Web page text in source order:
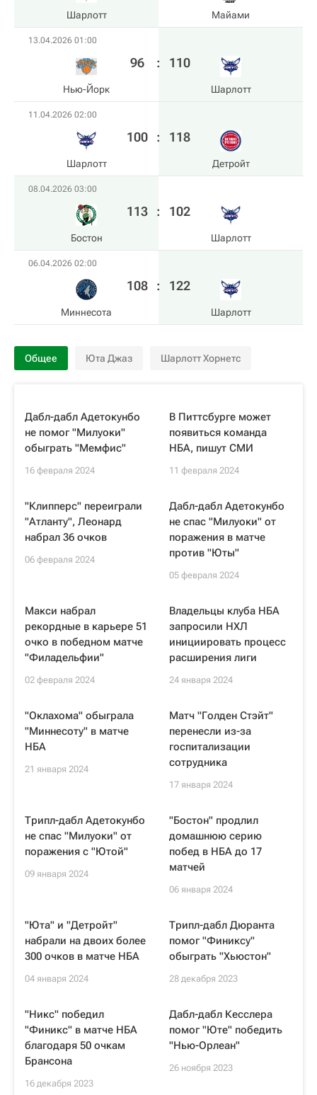
Шарлотт Майами
13.04.2026 01:00
Нью-Йорк
96 : 110
Шарлотт
11.04.2026 02:00
Шарлотт
100 : 118
Детройт
08.04.2026 03:00
Бостон
113 : 102
Шарлотт
06.04.2026 02:00
Миннесота
108 : 122
Шарлотт
Общее Юта Джаз Шарлотт Хорнетс
Дабл-дабл Адетокунбо
не помог "Милуоки"
обыграть "Мемфис"
16 февраля 2024
В Питтсбурге может
появиться команда
НБА, пишут СМИ
11 февраля 2024
"Клипперс" переиграли
"Атланту", Леонард
набрал 36 очков
06 февраля 2024
Дабл-дабл Адетокунбо
не спас "Милуоки" от
поражения в матче
против "Юты"
05 февраля 2024
Макси набрал
рекордные в карьере 51
очко в победном матче
"Филадельфии"
02 февраля 2024
Владельцы клуба НБА
запросили НХЛ
инициировать процесс
расширения лиги
24 января 2024
"Оклахома" обыграла
"Миннесоту" в матче
НБА
21 января 2024
Матч "Голден Стэйт"
перенесли из-за
госпитализации
сотрудника
17 января 2024
Трипл-дабл Адетокунбо
не спас "Милуоки" от
поражения с "Ютой"
09 января 2024
"Бостон" продлил
домашнюю серию
побед в НБА до 17
матчей
06 января 2024
"Юта" и "Детройт"
набрали на двоих более
300 очков в матче НБА
04 января 2024
Трипл-дабл Дюранта
помог "Финиксу"
обыграть "Хьюстон"
28 декабря 2023
"Никс" победил
"Финикс" в матче НБА
благодаря 50 очкам
Брансона
16 декабря 2023
Дабл-дабл Кесслера
помог "Юте" победить
"Нью-Орлеан"
26 ноября 2023